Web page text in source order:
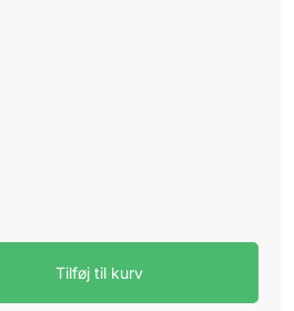
Tilføj til kurv